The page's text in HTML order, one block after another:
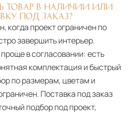
ТОВАР В НАЛИЧИИ ИЛИ
ПОД ЗАКАЗ?
когда проект ограничен по
завершить интерьер.
в согласовании: есть
комплектация и быстрый
по размерам, цветам и
Поставка под заказ
подбор под проект,